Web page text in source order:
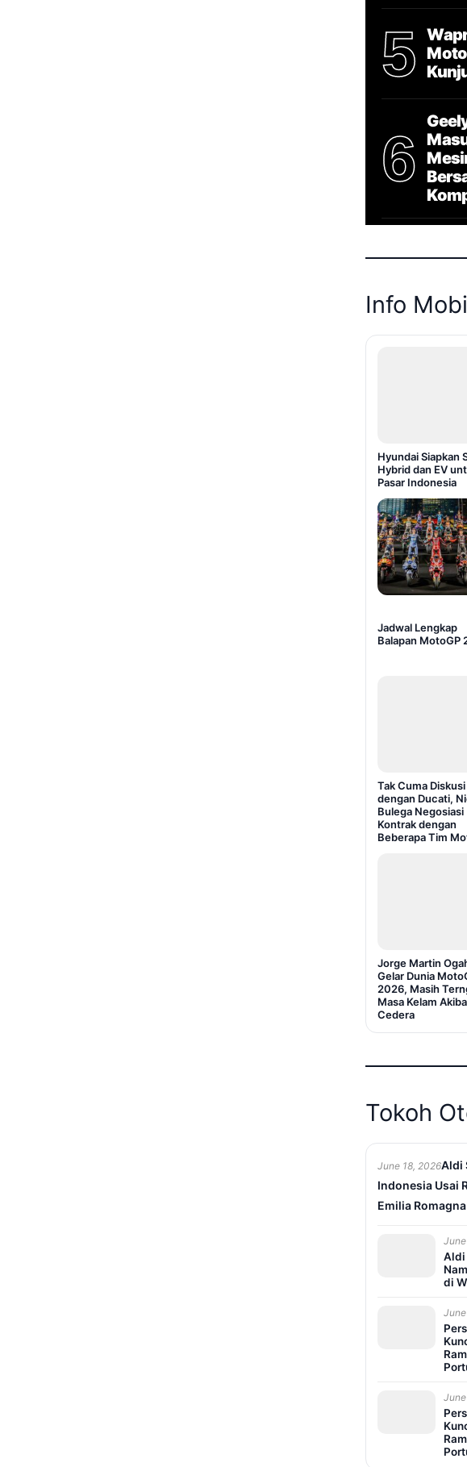
5
6
Info
Hyundai Siapkan
Hybrid dan EV
Pasar Indonesia
Jadwal Lengkap
Balapan MotoGP
Tak Cuma Diskusi
dengan Ducati,
Bulega Negosiasi
Kontrak dengan
Beberapa Tim
Jorge Martin
Gelar Dunia
2026, Masih
Masa Kelam
Cedera
Tokoh
June 18, 2026Aldi
Indonesia Usai
Emilia
Aldi
di